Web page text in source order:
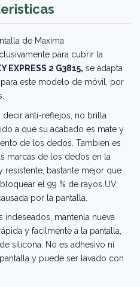
de Maxima
para cubrir la
EXPRESS 2 G3815, se adapta
este modelo de móvil, por
decir anti-reflejos, no brilla
a que su acabado es mate y
de los dedos. Tambien es
marcas de los dedos en la
resistente, bastante mejor que
el 99 % de rayos UV,
por la pantalla.
indeseados, mantenla nueva
y facilmente a la pantalla,
silicona. No es adhesivo ni
y puede ser lavado con